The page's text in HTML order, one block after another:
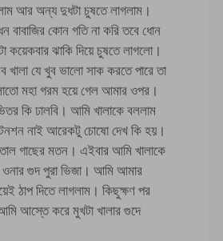
আর অন্য দুধটা চুষতে লাগলাম।
বাবাজির কোন গতি না করি তবে ধোন
কয়েকবার ঝাকি দিয়ে চুষতে লাগলো।
যে খুব ভালো সাক করতে পারে তা
মহা গরম হয়ে গেল আমার ওপর।
কি ঢালবি। আমি খালাকে বললাম
নাই আরেকটু চোষো দেখ কি হয়।
গাছের মতন। এইবার আমি খালাকে
ওনার গুদ পুরা ভিজা। আমি আমার
ঠাপ দিতে লাগলাম। কিছুক্ষণ পর
আস্তে করে মুখটা খালার গুদে